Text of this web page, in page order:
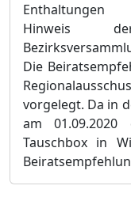
Enthaltungen
Hinweis
Die
vorgelegt. Da in
am
Tauschbox in